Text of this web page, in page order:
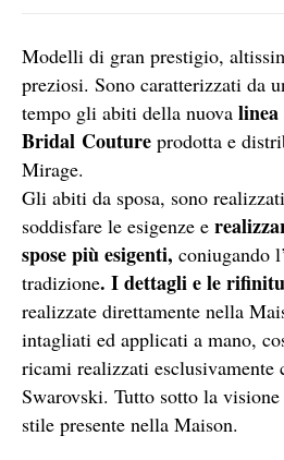
Modelli di gran prestigio,
preziosi. Sono caratterizzati da
tempo gli abiti della nuova linea
Bridal Couture prodotta e
Mirage.
Gli abiti da sposa, sono
soddisfare le esigenze e
spose più esigenti, coniugando
tradizione. I dettagli e le
realizzate direttamente nella
intagliati ed applicati a mano,
ricami realizzati esclusivamente
Swarovski. Tutto sotto la
stile presente nella Maison.